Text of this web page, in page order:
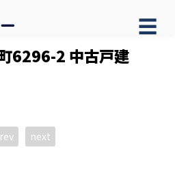
☰
6296-2 中古戸建
next